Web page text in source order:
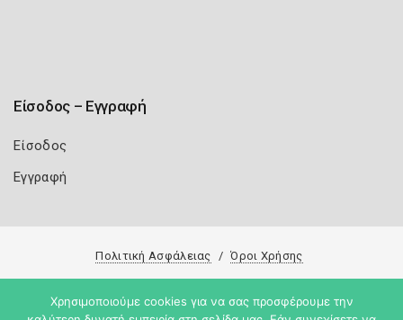
Είσοδος – Εγγραφή
Είσοδος
Εγγραφή
Πολιτική Ασφάλειας Όροι Χρήσης
Copyright 2026 Knowledge A.E.
Χρησιμοποιούμε cookies για να σας προσφέρουμε την